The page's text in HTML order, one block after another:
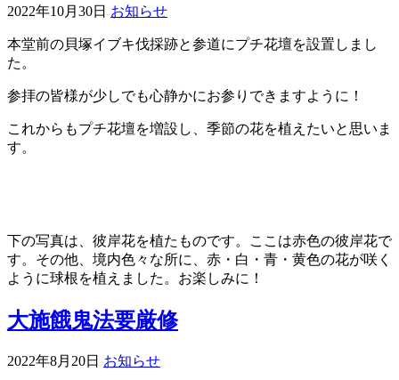
2022年10月30日 お知らせ
本堂前の貝塚イブキ伐採跡と参道にプチ花壇を設置しまし
た。
参拝の皆様が少しでも心静かにお参りできますように！
これからもプチ花壇を増設し、季節の花を植えたいと思いま
す。
下の写真は、彼岸花を植たものです。ここは赤色の彼岸花で
す。その他、境内色々な所に、赤・白・青・黄色の花が咲く
ように球根を植えました。お楽しみに！
大施餓鬼法要厳修
2022年8月20日 お知らせ